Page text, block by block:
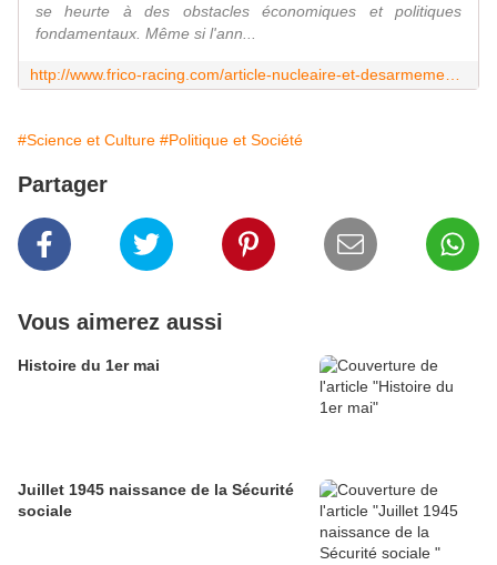
se heurte à des obstacles économiques et politiques
fondamentaux. Même si l'ann...
#Science et Culture #Politique et Société
Partager
Vous aimerez aussi
Histoire du 1er mai
Juillet 1945 naissance de la Sécurité
sociale